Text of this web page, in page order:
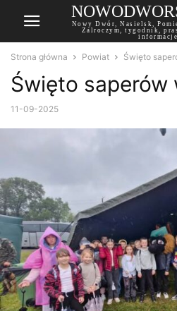
Nowy Dwór, Nasielsk,
Zalroczym, tygodnik,
informacje
Strona główna Powiat Święto
Święto saperów
11-09-2025